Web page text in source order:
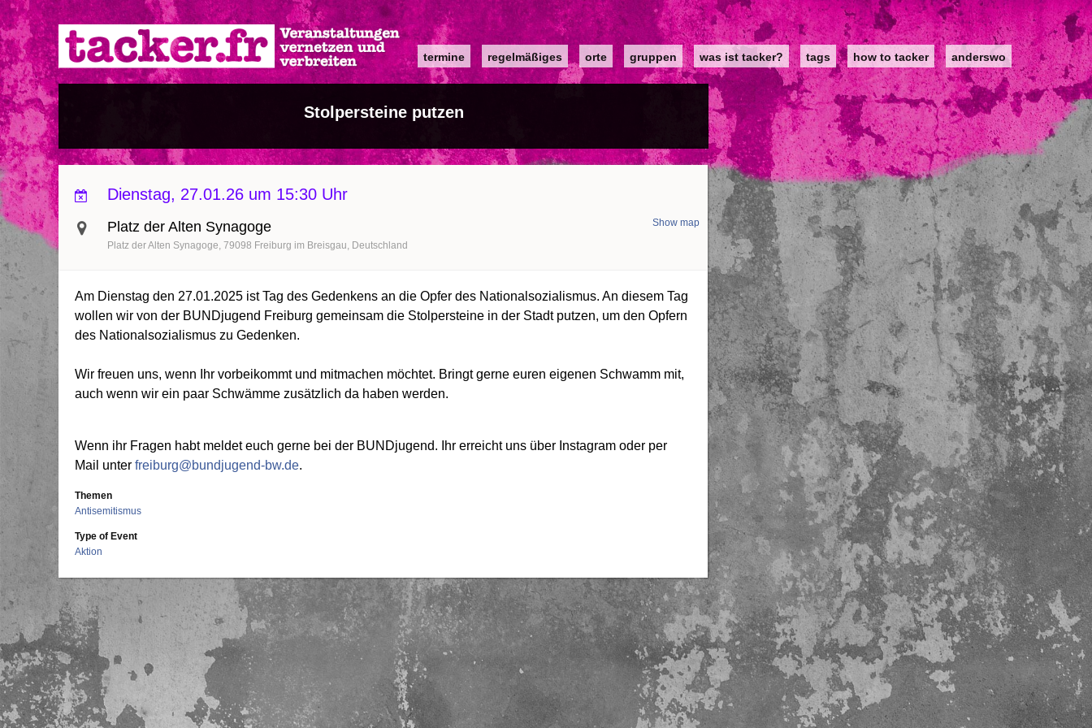
Direkt
zum
Inhalt
Main
navigation
termine regelmäßiges orte gruppen was ist tacker? tags how to tacker anderswo
Stolpersteine putzen
Dienstag, 27.01.26 um 15:30 Uhr
Platz der Alten Synagoge
Platz der Alten Synagoge 79098 Freiburg im Breisgau Deutschland
Show map
Am Dienstag den 27.01.2025 ist Tag des Gedenkens an die Opfer des Nationalsozialismus. An diesem Tag
wollen wir von der BUNDjugend Freiburg gemeinsam die Stolpersteine in der Stadt putzen, um den Opfern
des Nationalsozialismus zu Gedenken.
Wir freuen uns, wenn Ihr vorbeikommt und mitmachen möchtet. Bringt gerne euren eigenen Schwamm mit,
auch wenn wir ein paar Schwämme zusätzlich da haben werden.
Wenn ihr Fragen habt meldet euch gerne bei der BUNDjugend. Ihr erreicht uns über Instagram oder per
Mail unter freiburg@bundjugend-bw.de.
Themen
Antisemitismus
Type of Event
Aktion